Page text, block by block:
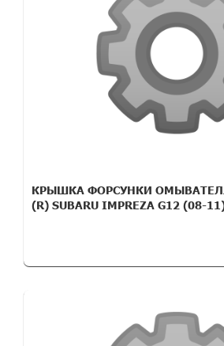
КРЫШКА ФОРСУНКИ
(R) SUBARU IMPREZA G12 (08-